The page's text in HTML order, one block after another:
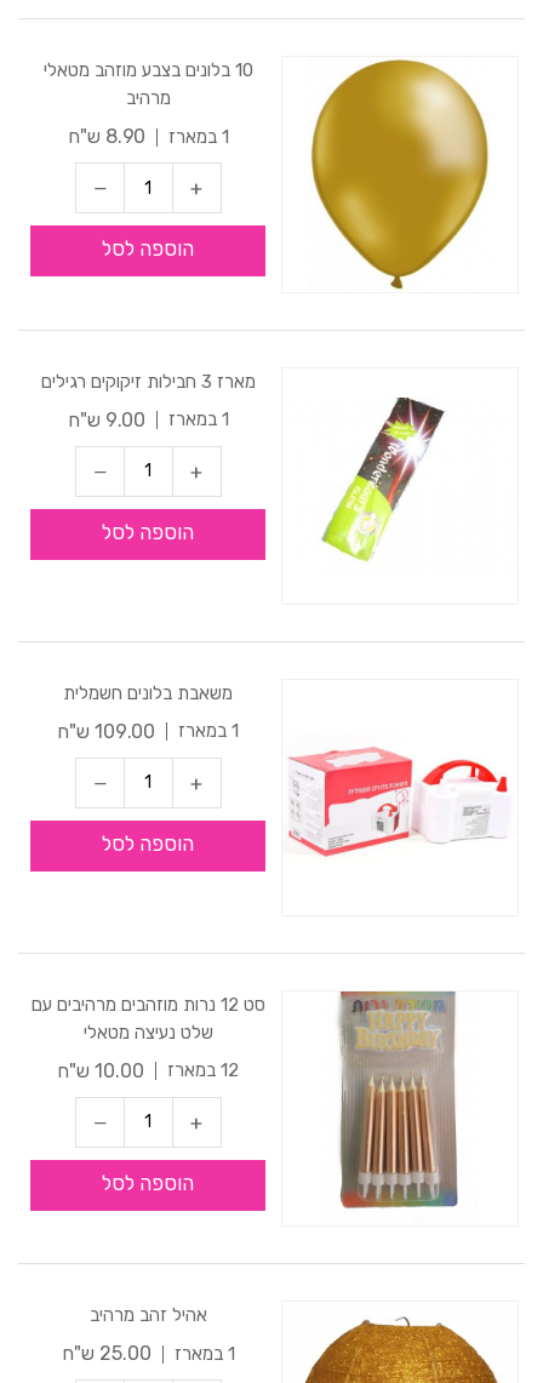
10 בלונים בצבע מוזהב מטאלי
מרהיב
1 במארז
8.90 ש"ח
הוספה לסל
מארז 3 חבילות זיקוקים רגילים
1 במארז
9.00 ש"ח
הוספה לסל
משאבת בלונים חשמלית
1 במארז
109.00 ש"ח
הוספה לסל
סט 12 נרות מוזהבים מרהיבים עם
שלט נעיצה מטאלי
12 במארז
10.00 ש"ח
הוספה לסל
אהיל זהב מרהיב
1 במארז
25.00 ש"ח